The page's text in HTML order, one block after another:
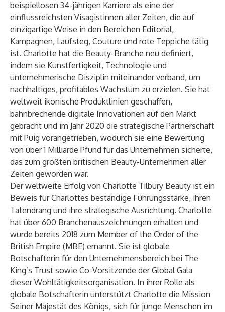
beispiellosen 34-jährigen Karriere als eine der
einflussreichsten Visagistinnen aller Zeiten, die auf
einzigartige Weise in den Bereichen Editorial,
Kampagnen, Laufsteg, Couture und rote Teppiche tätig
ist. Charlotte hat die Beauty-Branche neu definiert,
indem sie Kunstfertigkeit, Technologie und
unternehmerische Disziplin miteinander verband, um
nachhaltiges, profitables Wachstum zu erzielen. Sie hat
weltweit ikonische Produktlinien geschaffen,
bahnbrechende digitale Innovationen auf den Markt
gebracht und im Jahr 2020 die strategische Partnerschaft
mit Puig vorangetrieben, wodurch sie eine Bewertung
von über 1 Milliarde Pfund für das Unternehmen sicherte,
das zum größten britischen Beauty-Unternehmen aller
Zeiten geworden war.
Der weltweite Erfolg von Charlotte Tilbury Beauty ist ein
Beweis für Charlottes beständige Führungsstärke, ihren
Tatendrang und ihre strategische Ausrichtung. Charlotte
hat über 600 Branchenauszeichnungen erhalten und
wurde bereits 2018 zum Member of the Order of the
British Empire (MBE) ernannt. Sie ist globale
Botschafterin für den Unternehmensbereich bei The
King’s Trust sowie Co-Vorsitzende der Global Gala
dieser Wohltätigkeitsorganisation. In ihrer Rolle als
globale Botschafterin unterstützt Charlotte die Mission
Seiner Majestät des Königs, sich für junge Menschen im